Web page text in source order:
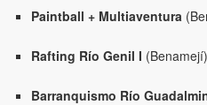
Paintball + Multiaventura
Rafting Río Genil I (Benamejí)
Barranquismo Río